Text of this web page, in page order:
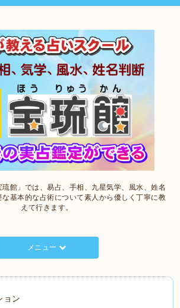
館」では、易占、手相、九星気学、風水、姓名
基本的な占術について素人から優しく丁寧に教
えて行きます。
メニュー
ョン